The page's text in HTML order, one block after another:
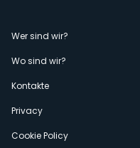
Menù
secondario
Wer sind wir?
Wo sind wir?
Kontakte
Privacy
Cookie Policy